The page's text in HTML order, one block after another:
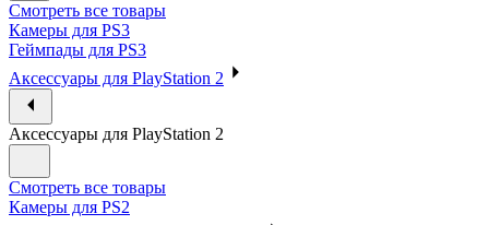
Смотреть все товары
Камеры для PS3
Геймпады для PS3
Аксессуары для PlayStation 2
Аксессуары для PlayStation 2
Смотреть все товары
Камеры для PS2